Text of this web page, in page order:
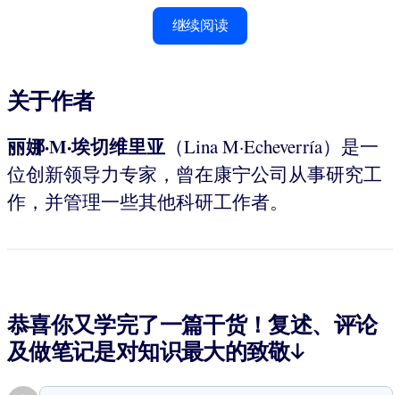
继续阅读
关于作者
丽娜·M·埃切维里亚 （Lina M·Echeverría）是一
位创新领导力专家，曾在康宁公司从事研究工
作，并管理一些其他科研工作者。
恭喜你又学完了一篇干货！复述、评论
及做笔记是对知识最大的致敬↓